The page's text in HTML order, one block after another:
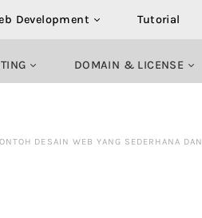
Development Tutorial
DOMAIN & LICENSE
DESAIN WEB YANG SEDERHANA DAN